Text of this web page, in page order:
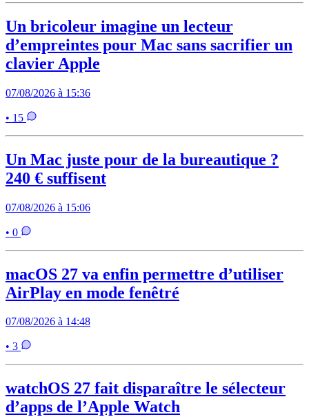
Un bricoleur imagine un lecteur
d’empreintes pour Mac sans sacrifier un
clavier Apple
07/08/2026 à 15:36
• 15
Un Mac juste pour de la bureautique ?
240 € suffisent
07/08/2026 à 15:06
• 0
macOS 27 va enfin permettre d’utiliser
AirPlay en mode fenêtré
07/08/2026 à 14:48
• 3
watchOS 27 fait disparaître le sélecteur
d’apps de l’Apple Watch